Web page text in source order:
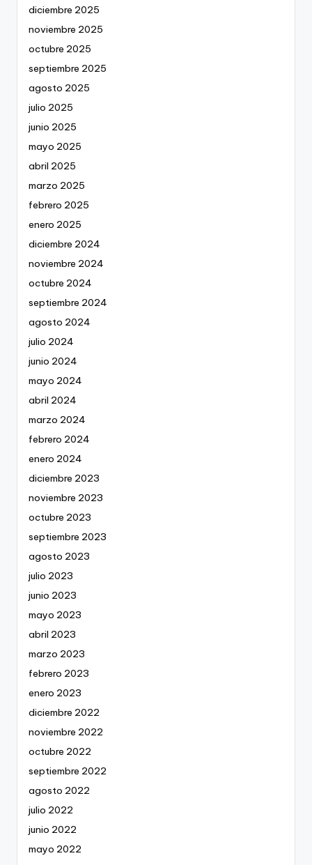
diciembre 2025
noviembre 2025
octubre 2025
septiembre 2025
agosto 2025
julio 2025
junio 2025
mayo 2025
abril 2025
marzo 2025
febrero 2025
enero 2025
diciembre 2024
noviembre 2024
octubre 2024
septiembre 2024
agosto 2024
julio 2024
junio 2024
mayo 2024
abril 2024
marzo 2024
febrero 2024
enero 2024
diciembre 2023
noviembre 2023
octubre 2023
septiembre 2023
agosto 2023
julio 2023
junio 2023
mayo 2023
abril 2023
marzo 2023
febrero 2023
enero 2023
diciembre 2022
noviembre 2022
octubre 2022
septiembre 2022
agosto 2022
julio 2022
junio 2022
mayo 2022